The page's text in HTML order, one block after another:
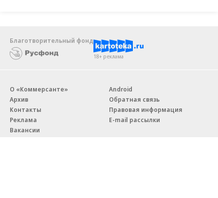
Благотворительный фонд
18+ реклама
О «Коммерсанте»
Архив
Контакты
Реклама
Вакансии
Android
Обратная связь
Правовая информация
E-mail рассылки